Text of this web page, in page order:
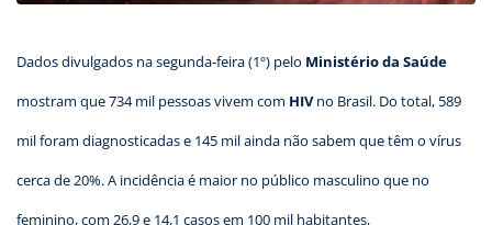
Dados divulgados na segunda-feira (1º) pelo Ministério da Saúde
mostram que 734 mil pessoas vivem com HIVno Brasil. Do total, 589
mil foram diagnosticadas e 145 mil ainda não sabem que têm o vírus 
cerca de 20%. A incidência é maior no público masculino que no
feminino, com 26,9 e 14,1 casos em 100 mil habitantes,